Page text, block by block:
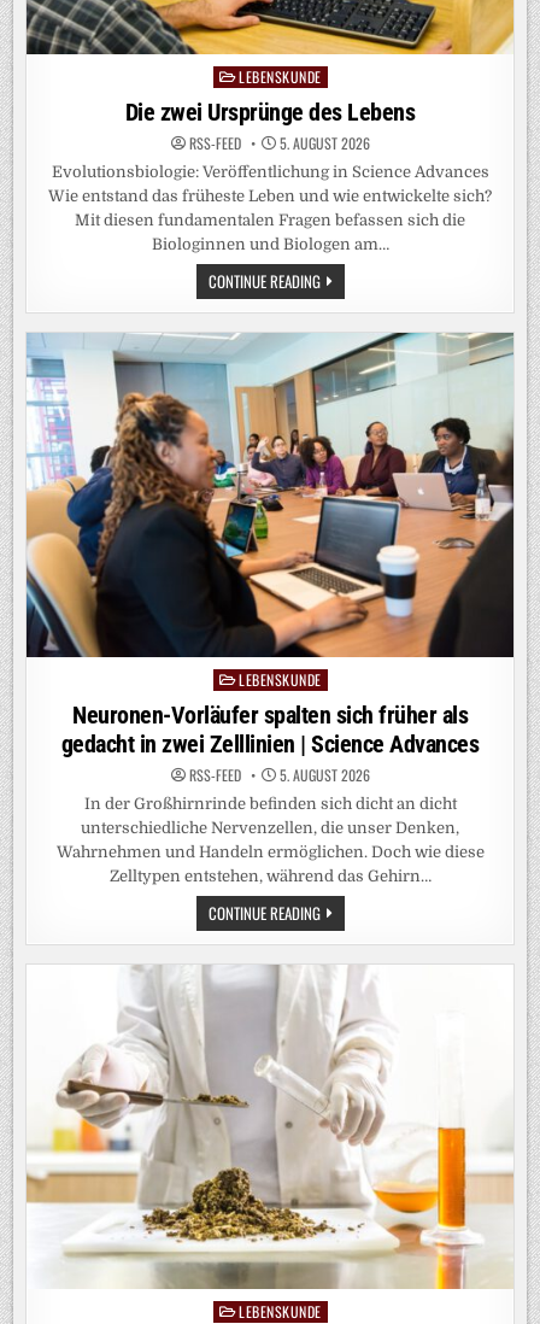
Posted
in
LEBENSKUNDE
Die zwei Ursprünge des Lebens
RSS-FEED 5. AUGUST 2026
Evolutionsbiologie: Veröffentlichung in Science Advances
Wie entstand das früheste Leben und wie entwickelte sich?
Mit diesen fundamentalen Fragen befassen sich die
Biologinnen und Biologen am…
CONTINUE READINGDIE
ZWEI
URSPRÜNGE
DES
LEBENS
Posted
in
LEBENSKUNDE
Neuronen-Vorläufer spalten sich früher als
gedacht in zwei Zelllinien | Science Advances
RSS-FEED 5. AUGUST 2026
In der Großhirnrinde befinden sich dicht an dicht
unterschiedliche Nervenzellen, die unser Denken,
Wahrnehmen und Handeln ermöglichen. Doch wie diese
Zelltypen entstehen, während das Gehirn…
CONTINUE READINGNEURONEN-
VORLÄUFER
SPALTEN
SICH
FRÜHER
ALS
GEDACHT
IN
ZWEI
ZELLLINIEN
SCIENCE
ADVANCES
PostedLEBENSKUNDE